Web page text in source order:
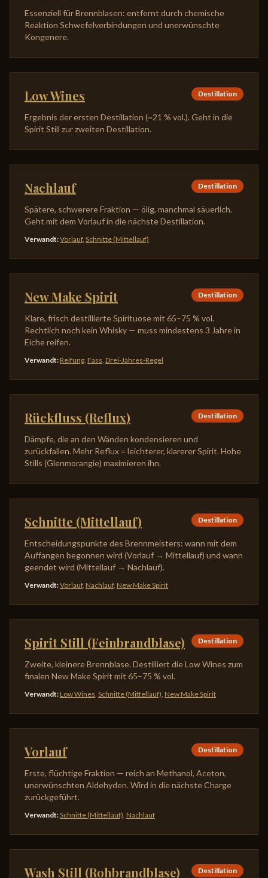
Essenziell für Brennblasen: entfernt durch chemische
Reaktion Schwefelverbindungen und unerwünschte
Kongenere.
Low Wines Destillation
Ergebnis der ersten Destillation (~21 % vol.). Geht in die
Spirit Still zur zweiten Destillation.
Nachlauf Destillation
Spätere, schwerere Fraktion — ölig, manchmal säuerlich.
Geht mit dem Vorlauf in die nächste Destillation.
Verwandt:Vorlauf, Schnitte (Mittellauf)
New Make Spirit Destillation
Klare, frisch destillierte Spirituose mit 65–75 % vol.
Rechtlich noch kein Whisky — muss mindestens 3 Jahre in
Eiche reifen.
Verwandt: Reifung, Fass, Drei-Jahres-Regel
Rückfluss (Reflux) Destillation
Dämpfe, die an den Wänden kondensieren und
zurückfallen. Mehr Reflux = leichterer, klarerer Spirit. Hohe
Stills (Glenmorangie) maximieren ihn.
Schnitte (Mittellauf) Destillation
Entscheidungspunkte des Brennmeisters: wann mit dem
Auffangen begonnen wird (Vorlauf → Mittellauf) und wann
geendet wird (Mittellauf → Nachlauf).
Verwandt:Vorlauf, Nachlauf, New Make Spirit
Spirit Still (Feinbrandblase) Destillation
Zweite, kleinere Brennblase. Destilliert die Low Wines zum
finalen New Make Spirit mit 65–75 % vol.
Verwandt: Low Wines, Schnitte (Mittellauf), New Make Spirit
Vorlauf Destillation
Erste, flüchtige Fraktion — reich an Methanol, Aceton,
unerwünschten Aldehyden. Wird in die nächste Charge
zurückgeführt.
Verwandt:Schnitte (Mittellauf), Nachlauf
Wash Still (Rohbrandblase) Destillation